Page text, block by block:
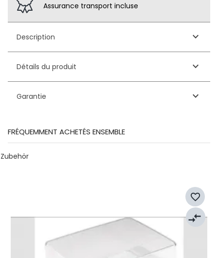
Assurance transport incluse
Description keyboard_arrow_down
Détails du produit keyboard_arrow_down
Garantie keyboard_arrow_down
FRÉQUEMMENT ACHETÉS ENSEMBLE
Zubehör
favorite_border
compare_arrows